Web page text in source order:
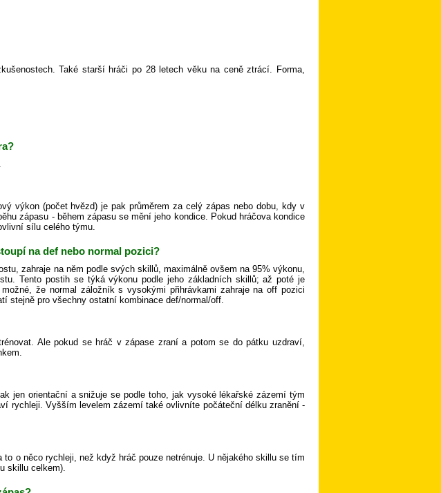
Také starší hráči po 28 letech věku na ceně ztrácí. Forma,
výkon (počet hvězd) je pak průměrem za celý zápas nebo dobu, kdy v
zápasu - během zápasu se mění jeho kondice. Pokud hráčova kondice
sílu celého týmu.
na def nebo normal pozici?
zahraje na něm podle svých skillů, maximálně ovšem na 95% výkonu,
Tento postih se týká výkonu podle jeho základních skillů; až poté je
že normal záložník s vysokými přihrávkami zahraje na off pozici
stejně pro všechny ostatní kombinace def/normal/off.
Ale pokud se hráč v zápase zraní a potom se do pátku uzdraví,
jen orientační a snižuje se podle toho, jak vysoké lékařské zázemí tým
rychleji. Vyšším levelem zázemí také ovlivníte počáteční délku zranění -
o něco rychleji, než když hráč pouze netrénuje. U nějakého skillu se tím
skillu celkem).